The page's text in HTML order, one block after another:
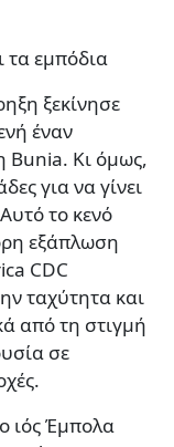
τα εμπόδια
ξεκίνησε
έναν
Bunia. Κι όμως,
για να γίνει
το κενό
εξάπλωση
CDC
ταχύτητα και
από τη στιγμή
σε
ιός Έμπολα